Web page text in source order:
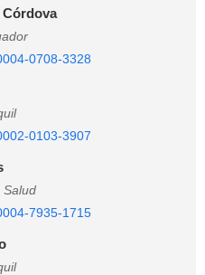
Córdova
0708-3328
0103-3907
Salud
7935-1715